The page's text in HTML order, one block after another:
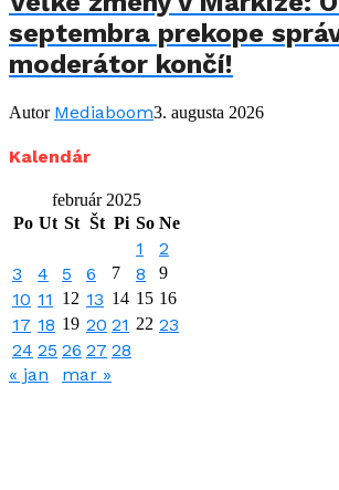
septembra prekope
moderátor končí!
Autor Mediaboom3. augusta 2026
Kalendár
február 2025
Po Ut St Št Pi So Ne
1
2
3
4 5 6 7 8 9
10 11 12 13 14 15 16
17 18 19 20 21 22 23
24 25 26 27 28
« jan
mar »